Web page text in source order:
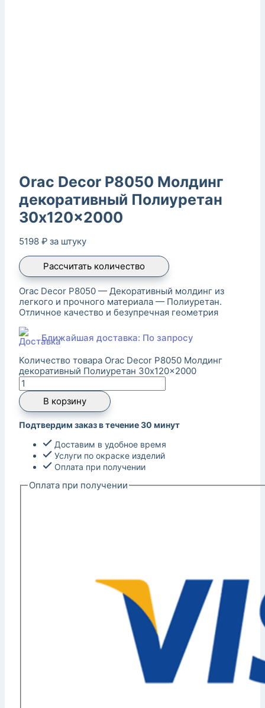
Orac Decor P8050 Молдинг
декоративный Полиуретан
30x120x2000
5198 ₽ за штуку
Рассчитать количество
Orac Decor P8050 — Декоративный молдинг из
легкого и прочного материала — Полиуретан.
Отличное качество и безупречная геометрия
Ближайшая доставка: По запросу
Количество товара Orac Decor P8050 Молдинг
декоративный Полиуретан 30x120x2000
В корзину
Подтвердим заказ в течение 30 минут
Доставим в удобное время
Услуги по окраске изделий
Оплата при получении
Оплата при получении